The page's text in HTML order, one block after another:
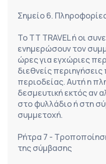
Σημείο 6.
Το TT TRAVEL ή οι
ενημερώσουν τον
ώρες για εγχώριες
διεθνείς
περιοδείας. Αυτή η
δεσμευτική εκτός αν
στο φυλλάδιο ή στη
συμμετοχή.
Ρήτρα 7 -
της σύμβασης